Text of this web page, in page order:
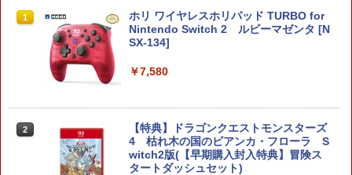
1
ホリ ワイヤレスホリパッド TURBO for
Nintendo Switch 2 ルビーマゼンタ [N
SX-134]
￥7,580
2
【特典】ドラゴンクエストモンスターズ
4 枯れ木の国のビアンカ・フローラ S
witch2版(【早期購入封入特典】冒険ス
タートダッシュセット)